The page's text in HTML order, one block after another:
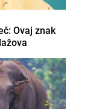
Ovaj znak